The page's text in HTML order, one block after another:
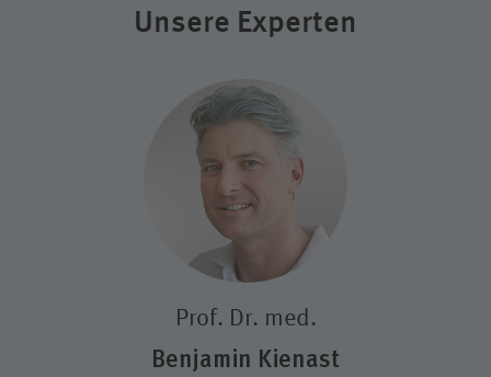
Unsere Experten
Prof. Dr. med.
Benjamin Kienast